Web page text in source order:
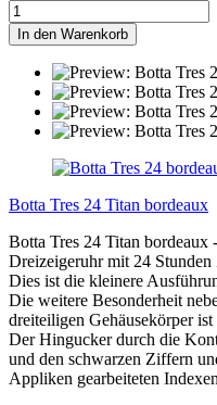
In den Warenkorb
Botta Tres 24 Titan bordeaux
Botta Tres 24 Titan bordeaux
Dreizeigeruhr mit 24
Dies ist die kleinere
Die weitere Besonderheit
dreiteiligen Gehäusekörper
Der Hingucker durch die
und den schwarzen Ziffern
Appliken gearbeiteten